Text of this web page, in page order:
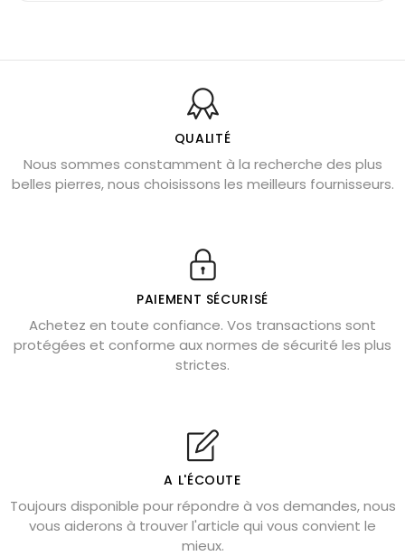
Bienfaits de la sélénite – pierre des anges
L’améthyste est-elle faite pour moi ?
Chrysocolle : pierre apaisante
Obsidienne dorée : vertus et signification
Véritable citrine naturelle non chauffée
Où placer la citrine dans la maison
Cornaline : propriétés magiques
Capricorne : quelles pierres choisir
Shungite : purification et protection
Bagues en labradorite argent 925
Lapis lazuli : propriétés et précautions
QUALITÉ
Nous sommes constamment à la recherche des plus
belles pierres, nous choisissons les meilleurs fournisseurs.
PAIEMENT SÉCURISÉ
Achetez en toute confiance. Vos transactions sont
protégées et conforme aux normes de sécurité les plus
strictes.
A L'ÉCOUTE
Toujours disponible pour répondre à vos demandes, nous
vous aiderons à trouver l'article qui vous convient le
mieux.